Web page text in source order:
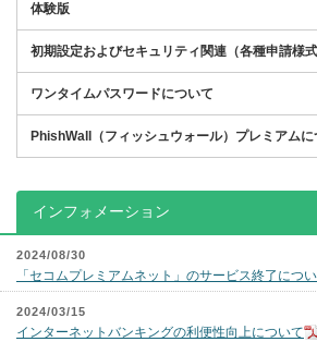
体験版
初期設定およびセキュリティ関連（各種申請様式
ワンタイムパスワードについて
PhishWall（フィッシュウォール）プレミアムに
インフォメーション
2024/08/30
「セコムプレミアムネット」のサービス終了につ
2024/03/15
インターネットバンキングの利便性向上について